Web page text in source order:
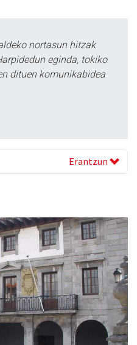
nortasun hitzak
eginda, tokiko
dituen komunikabidea
Erantzun